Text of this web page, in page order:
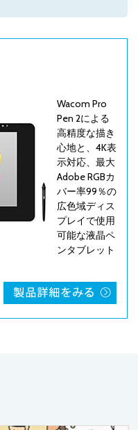
Wacom Pro
Pen 2による
高精度な描き
心地と、4K表
示対応、最大
Adobe RGBカ
バー率99％の
広色域ディス
プレイで使用
可能な液晶ペ
ンタブレット